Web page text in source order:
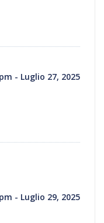
- Luglio 27, 2025
- Luglio 29, 2025